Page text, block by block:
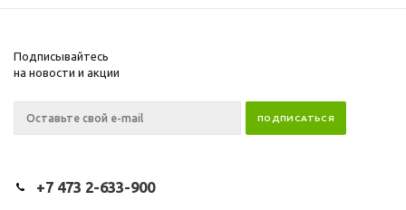
Подписывайтесь
на новости и акции
+7 473 2-633-900